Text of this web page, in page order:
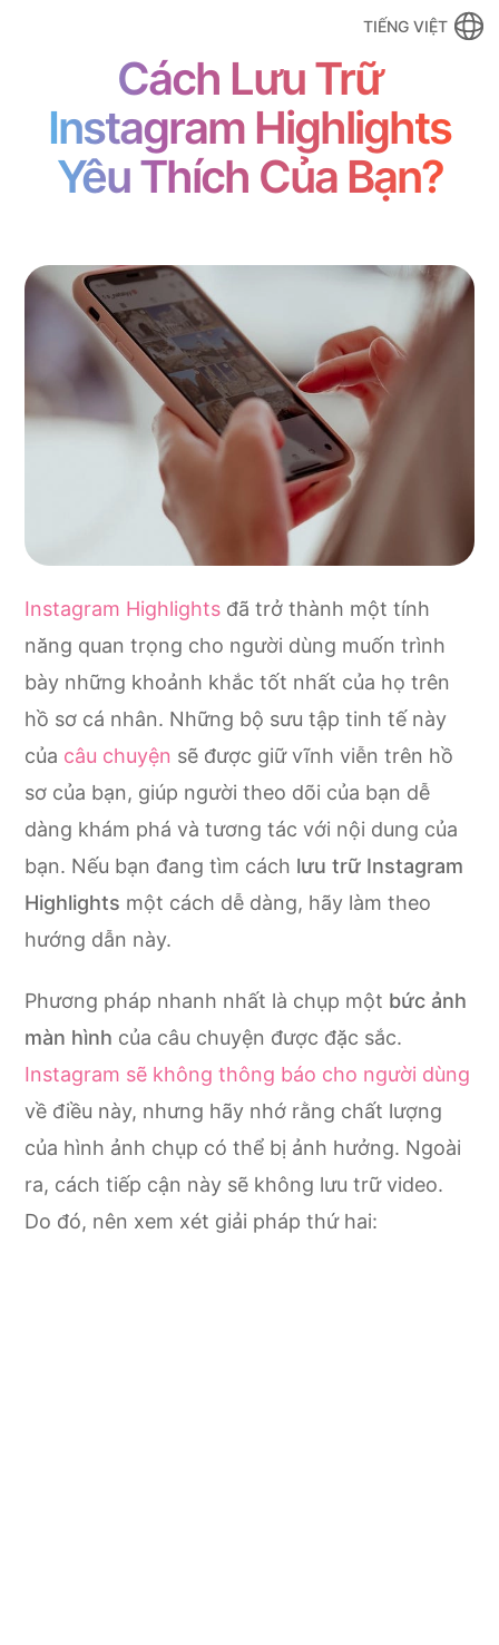
TIẾNG VIỆT
Cách Lưu Trữ
Instagram Highlights
Yêu Thích Của Bạn?
Instagram Highlights đã trở thành một tính
năng quan trọng cho người dùng muốn trình
bày những khoảnh khắc tốt nhất của họ trên
hồ sơ cá nhân. Những bộ sưu tập tinh tế này
của câu chuyện sẽ được giữ vĩnh viễn trên hồ
sơ của bạn, giúp người theo dõi của bạn dễ
dàng khám phá và tương tác với nội dung của
bạn. Nếu bạn đang tìm cách lưu trữ Instagram
Highlights một cách dễ dàng, hãy làm theo
hướng dẫn này.
Phương pháp nhanh nhất là chụp một bức ảnh
màn hình của câu chuyện được đặc sắc.
Instagram sẽ không thông báo cho người dùng
về điều này, nhưng hãy nhớ rằng chất lượng
của hình ảnh chụp có thể bị ảnh hưởng. Ngoài
ra, cách tiếp cận này sẽ không lưu trữ video.
Do đó, nên xem xét giải pháp thứ hai: